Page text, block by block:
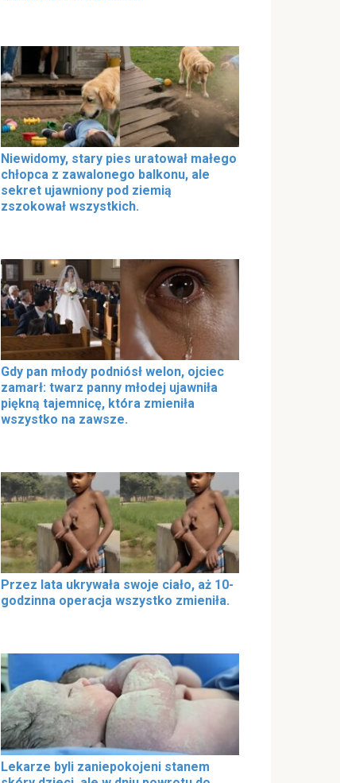
Niewidomy, stary pies uratował małego
chłopca z zawalonego balkonu, ale
sekret ujawniony pod ziemią
zszokował wszystkich.
Gdy pan młody podniósł welon, ojciec
zamarł: twarz panny młodej ujawniła
piękną tajemnicę, która zmieniła
wszystko na zawsze.
Przez lata ukrywała swoje ciało, aż 10-
godzinna operacja wszystko zmieniła.
Lekarze byli zaniepokojeni stanem